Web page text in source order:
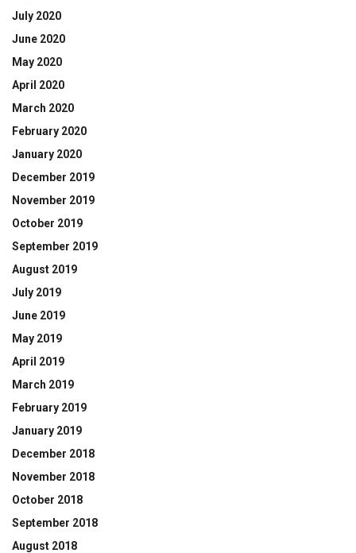
July 2020
June 2020
May 2020
April 2020
March 2020
February 2020
January 2020
December 2019
November 2019
October 2019
September 2019
August 2019
July 2019
June 2019
May 2019
April 2019
March 2019
February 2019
January 2019
December 2018
November 2018
October 2018
September 2018
August 2018